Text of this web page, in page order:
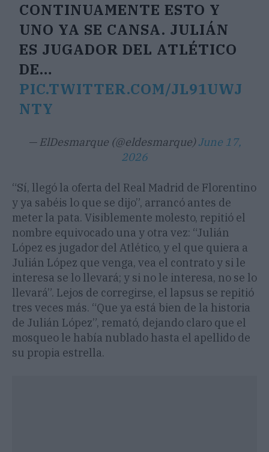
CONTINUAMENTE ESTO Y
UNO YA SE CANSA. JULIÁN
ES JUGADOR DEL ATLÉTICO
DE…
PIC.TWITTER.COM/JL91UWJ
NTY
— ElDesmarque (@eldesmarque) June 17,
2026
“Sí, llegó la oferta del Real Madrid de Florentino
y ya sabéis lo que se dijo”, arrancó antes de
meter la pata. Visiblemente molesto, repitió el
nombre equivocado una y otra vez: “Julián
López es jugador del Atlético, y el que quiera a
Julián López que venga, vea el contrato y si le
interesa se lo llevará; y si no le interesa, no se lo
llevará”. Lejos de corregirse, el lapsus se repitió
tres veces más. “Que ya está bien de la historia
de Julián López”, remató, dejando claro que el
mosqueo le había nublado hasta el apellido de
su propia estrella.